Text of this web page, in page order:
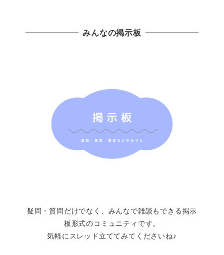
みんなの掲示板
疑問・質問だけでなく、みんなで雑談もできる掲示
板形式のコミュニティです。
気軽にスレッド立ててみてくださいね♪